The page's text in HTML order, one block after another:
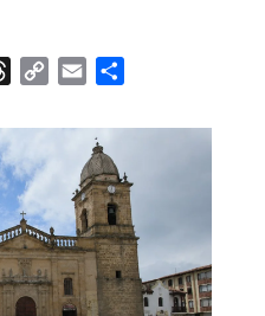
Threads
Copy Email